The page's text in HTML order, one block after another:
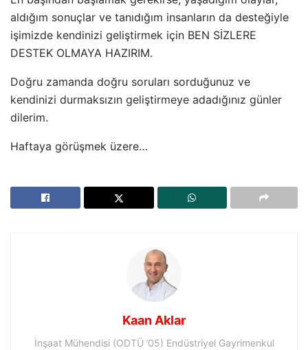
aldığım sonuçlar ve tanıdığım insanların da desteğiyle
işimizde kendinizi geliştirmek için BEN SİZLERE
DESTEK OLMAYA HAZIRIM.
Doğru zamanda doğru soruları sorduğunuz ve
kendinizi durmaksızın geliştirmeye adadığınız günler
dilerim.
Haftaya görüşmek üzere…
Kaan Aklar
İnşaat Mühendisi (ODTÜ ’05) Endüstriyel Gayrimenkul